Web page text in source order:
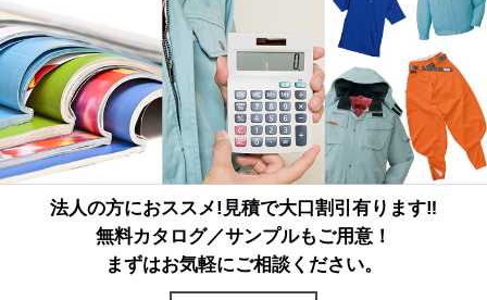
法人の方におススメ!見積で大口割引有ります‼
無料カタログ／サンプルもご用意！
まずはお気軽にご相談ください。